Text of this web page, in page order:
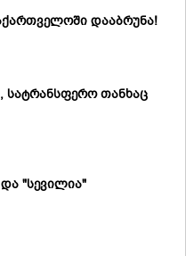
დააბრუნა!
თანხაც
"სევილია"